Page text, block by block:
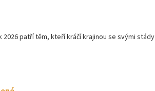
patří těm, kteří kráčí krajinou se svými stády